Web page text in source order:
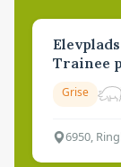
Trainee
Grise
6950,